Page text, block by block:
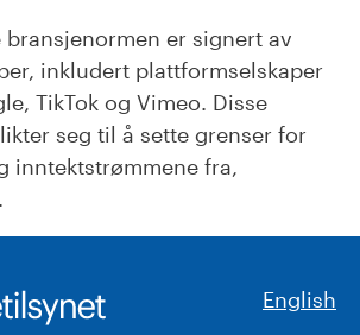
bransjenormen er signert av
inkludert plattformselskaper
TikTok og Vimeo. Disse
seg til å sette grenser for
inntektstrømmene fra,
English